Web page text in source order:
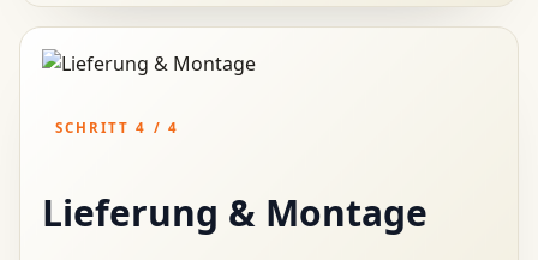
SCHRITT 4 / 4
Lieferung & Montage